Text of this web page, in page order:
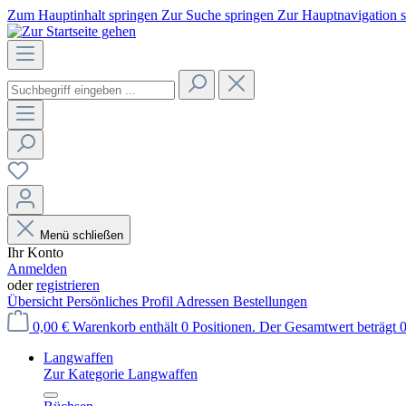
Zum Hauptinhalt springen Zur Suche springen Zur Hauptnavigation
Menü schließen
Ihr Konto
Anmelden
oderregistrieren
Übersicht Persönliches Profil Adressen Bestellungen
0,00 € Warenkorb enthält 0 Positionen. Der Gesamtwert beträgt
Langwaffen
Zur Kategorie Langwaffen